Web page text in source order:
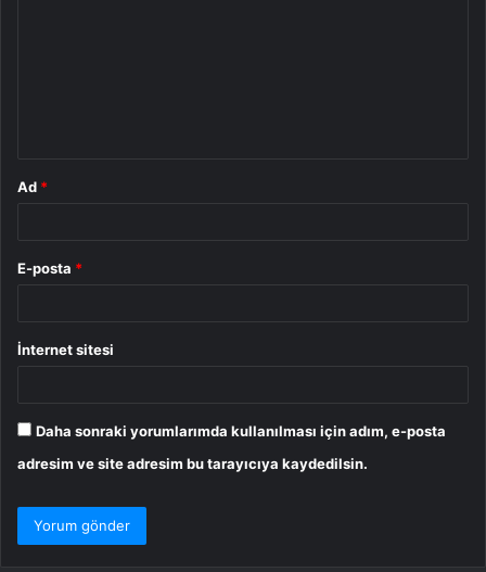
Ad *
E-posta *
İnternet sitesi
Daha sonraki yorumlarımda kullanılması için adım, e-posta
adresim ve site adresim bu tarayıcıya kaydedilsin.